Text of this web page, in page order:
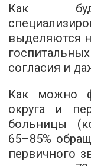
Как
выделяются
согласия и
Как можно
округа и
больницы
65–85%
первичного